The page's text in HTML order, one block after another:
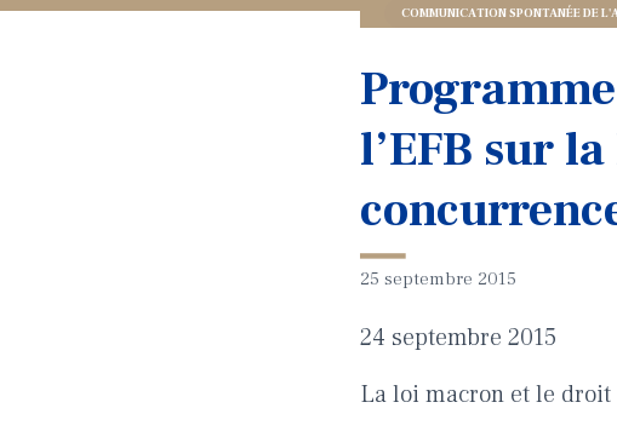
l’EFB sur
25 septembre 2015
24 septembre 2015
La loi macron et le droit
COMMUNICATION SPONTANÉE DE